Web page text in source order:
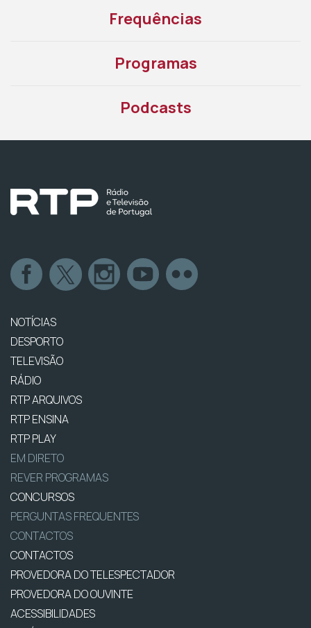
Frequências
Programas
Podcasts
NOTÍCIAS
DESPORTO
TELEVISÃO
RÁDIO
RTP ARQUIVOS
RTP ENSINA
RTP PLAY
EM DIRETO
REVER PROGRAMAS
CONCURSOS
PERGUNTAS FREQUENTES
CONTACTOS
CONTACTOS
PROVEDORA DO TELESPECTADOR
PROVEDORA DO OUVINTE
ACESSIBILIDADES